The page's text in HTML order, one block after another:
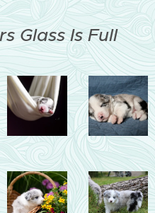
Glass Is Full